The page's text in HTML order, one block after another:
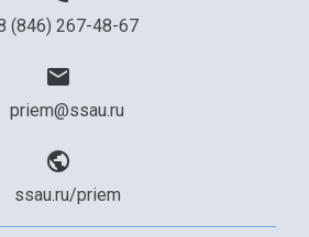
(846) 267-48-67
priem@ssau.ru
ssau.ru/priem